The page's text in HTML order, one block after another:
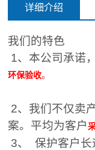
详细介绍
我们的特色
1、本公司承诺
环保验收。
2、我们不仅卖
案。平均为客户
3、 保护客户长